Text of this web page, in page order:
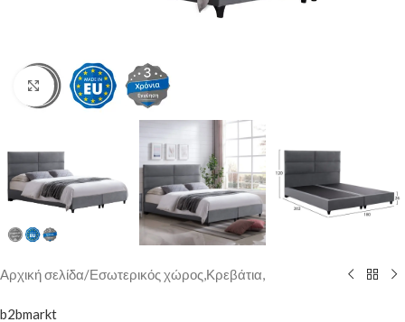
Κάντε κλικ για μεγέθυνση
Αρχική σελίδα/Εσωτερικός χώρος,Κρεβάτια,
b2bmarkt